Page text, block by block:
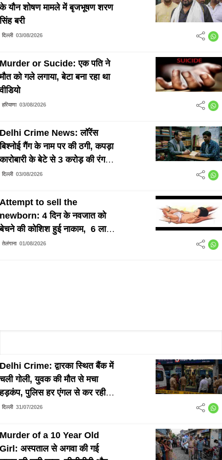
के यौन शोषण मामले में बृजभूषण शरण
सिंह बरी
दिल्ली 03/08/2026
Murder or Sucide: एक पति ने
मौत को गले लगाया, बेटा बना रहा था
वीडियो
हरियाणा 03/08/2026
Delhi Crime News: लॉरेंस
बिश्नोई गैंग के नाम पर की ठगी, कपड़ा
कारोबारी के बेटे से 3 करोड़ की रंगदारी
मांगने का आरोप
दिल्ली 03/08/2026
Attempt to sell the
newborn: 4 दिन के नवजात को
बेचने की कोशिश हुई नाकाम, 6 लाख
में तय हुई थी नवजात की डील
तेलंगाना 01/08/2026
Delhi Crime: द्वारका स्थित बैंक में
चली गोली, युवक की मौत से मचा
हड़कंप, पुलिस हर एंगल से कर रही
मामले की जांच
दिल्ली 31/07/2026
Murder of a 10 Year Old
Girl: अस्पताल से अगवा की गई